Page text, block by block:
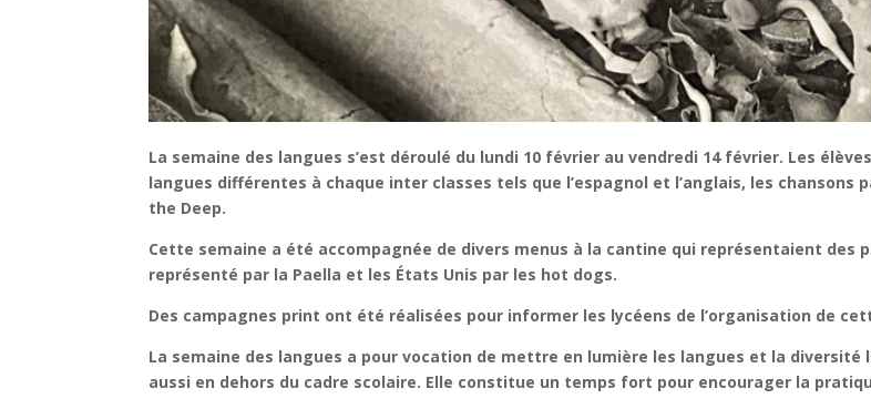
La semaine des langues s’est déroulé du lundi 10 février au vendredi 14 février. Les
langues différentes à chaque inter classes tels que l’espagnol et l’anglais, les chansons
the Deep.
Cette semaine a été accompagnée de divers menus à la cantine qui représentaient des
représenté par la Paella et les États Unis par les hot dogs.
Des campagnes print ont été réalisées pour informer les lycéens de l’organisation de
La semaine des langues a pour vocation de mettre en lumière les langues et la
aussi en dehors du cadre scolaire. Elle constitue un temps fort pour encourager la